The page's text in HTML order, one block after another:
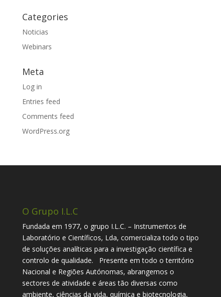
Categories
Noticias
Webinars
Meta
Log in
Entries feed
Comments feed
WordPress.org
O Grupo I.L.C
Fundada em 1977, o grupo I.L.C. – Instrumentos de
Laboratório e Científicos, Lda, comercializa todo o tipo
de soluções analíticas para a investigação científica e
controlo de qualidade. Presente em todo o território
Nacional e Regiões Autónomas, abrangemos o
sectores de atividade e áreas tão diversas como
ambiente, ciências da vida, química e biotecnologia,